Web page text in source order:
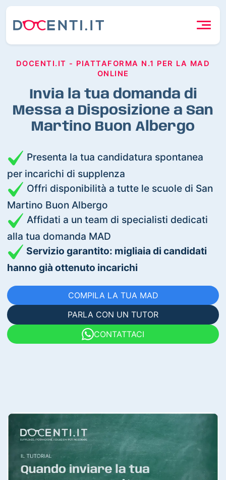
DOCENTI.IT - PIATTAFORMA N.1 PER LA MAD
ONLINE
Invia la tua domanda di
Messa a Disposizione a San
Martino Buon Albergo
Presenta la tua candidatura spontanea
per incarichi di supplenza
Offri disponibilità a tutte le scuole di San
Martino Buon Albergo
Affidati a un team di specialisti dedicati
alla tua domanda MAD
Servizio garantito: migliaia di candidati
hanno già ottenuto incarichi
COMPILA LA TUA MAD
PARLA CON UN TUTOR
CONTATTACI